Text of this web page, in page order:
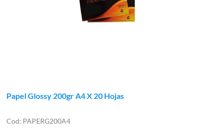
Papel Glossy 200gr A4 X 20 Hojas
PAPERG200A4